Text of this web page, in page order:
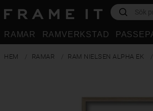
RAMAR RAMVERKSTAD
HEM RAMAR RAM NIELSEN ALPHA EK